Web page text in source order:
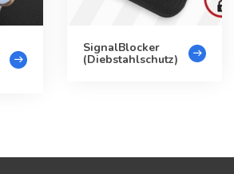
SignalBlocker
(Diebstahlschutz)